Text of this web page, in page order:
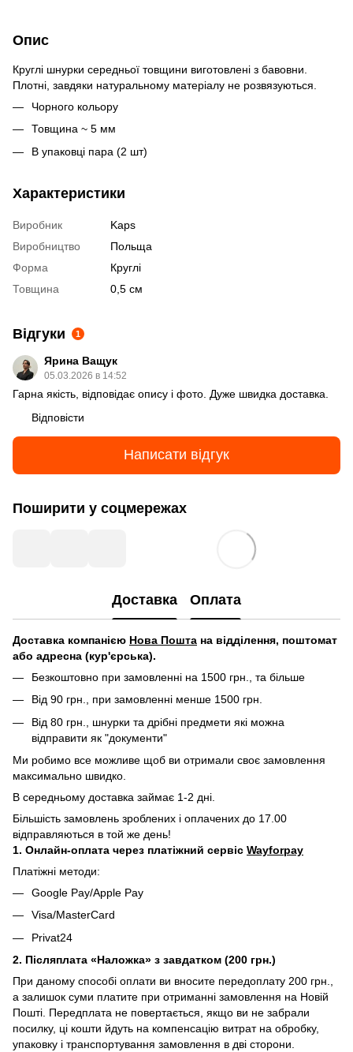
Опис
Круглі шнурки середньої товщини виготовлені з бавовни.
Плотні, завдяки натуральному матеріалу не розвязуються.
Чорного кольору
Товщина ~ 5 мм
В упаковці пара (2 шт)
Характеристики
Виробник
Kaps
Виробництво
Польща
Форма
Круглі
Товщина
0,5 см
Відгуки 1
Ярина Ващук
05.03.2026 в 14:52
Гарна якість, відповідає опису і фото. Дуже швидка доставка.
Відповісти
Написати відгук
Поширити у соцмережах
Доставка Оплата
Доставка компанією Нова Пошта на відділення, поштомат
або адресна (кур'єрська).
Безкоштовно при замовленні на 1500 грн., та більше
Від 90 грн., при замовленні менше 1500 грн.
Від 80 грн., шнурки та дрібні предмети які можна
відправити як "документи"
Ми робимо все можливе щоб ви отримали своє замовлення
максимально швидко.
В середньому доставка займає 1-2 дні.
Більшість замовлень зроблених і оплачених до 17.00
відправляються в той же день!
1. Онлайн-оплата через платіжний сервіс Wayforpay
Платіжні методи:
Google Pay/Apple Pay
Visa/MasterCard
Privat24
2. Післяплата «Наложка» з завдатком (200 грн.)
При даному способі оплати ви вносите передоплату 200 грн.,
а залишок суми платите при отриманні замовлення на Новій
Пошті. Передплата не повертається, якщо ви не забрали
посилку, ці кошти йдуть на компенсацію витрат на обробку,
упаковку і транспортування замовлення в дві сторони.